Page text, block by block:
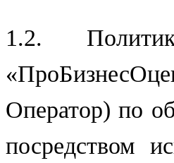
1.2. Политика
Оператор) по
посредством